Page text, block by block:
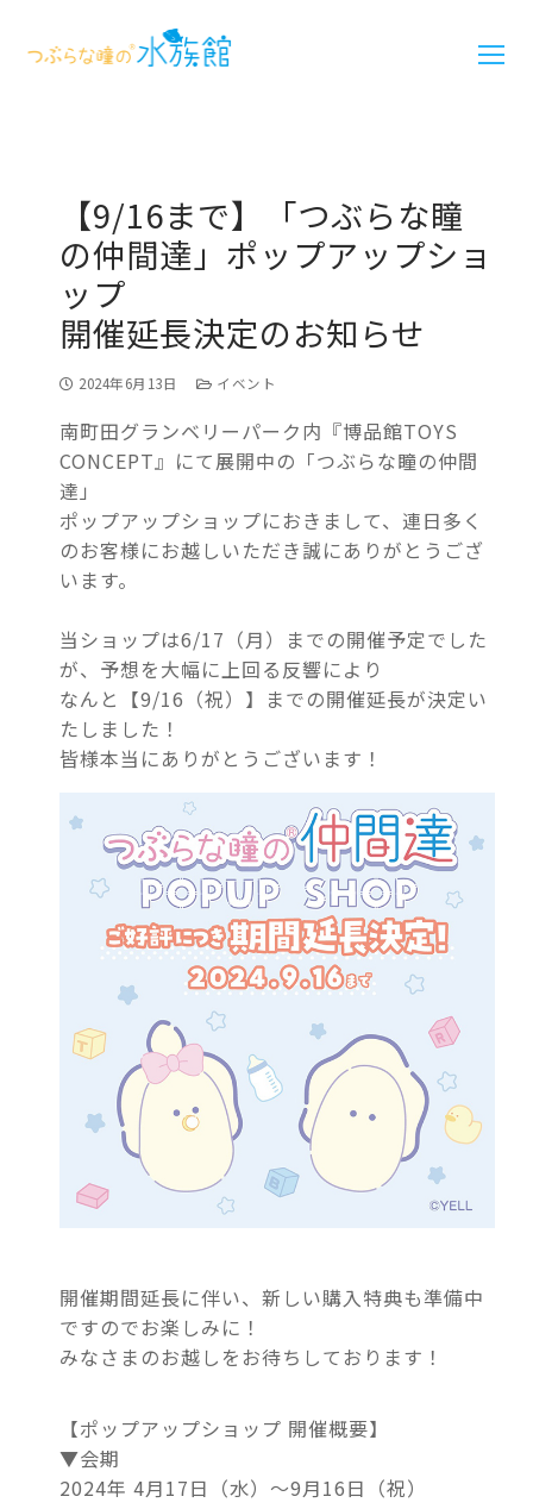
【9/16まで】「つぶらな瞳
の仲間達」ポップアップショ
ップ
開催延長決定のお知らせ
2024年6月13日 イベント
南町田グランベリーパーク内『博品館TOYS
CONCEPT』にて展開中の「つぶらな瞳の仲間
達」
ポップアップショップにおきまして、連日多く
のお客様にお越しいただき誠にありがとうござ
います。
当ショップは6/17（月）までの開催予定でした
が、予想を大幅に上回る反響により
なんと【9/16（祝）】までの開催延長が決定い
たしました！
皆様本当にありがとうございます！
開催期間延長に伴い、新しい購入特典も準備中
ですのでお楽しみに！
みなさまのお越しをお待ちしております！
【ポップアップショップ 開催概要】
▼会期
2024年 4月17日（水）～9月16日（祝）